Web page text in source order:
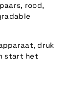
rood,
druk
start het